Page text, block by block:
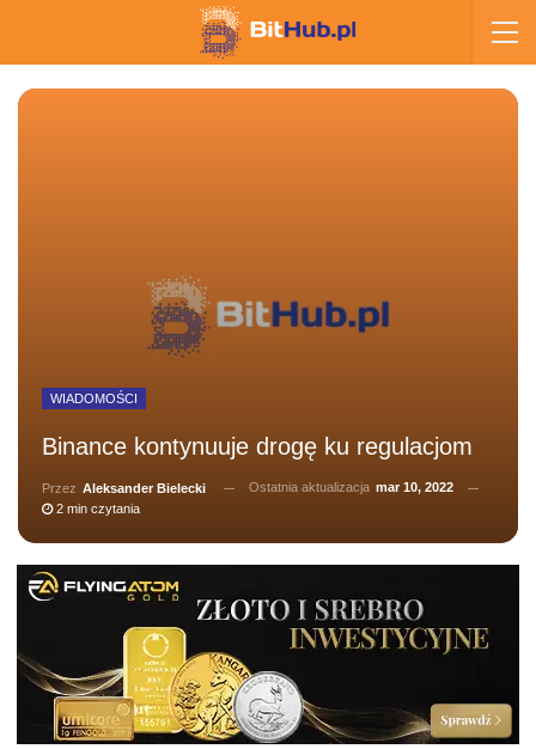
WIADOMOŚCI
Binance kontynuuje drogę ku regulacjom
Przez Aleksander Bielecki Ostatnia aktualizacja mar 10, 2022
2 min czytania